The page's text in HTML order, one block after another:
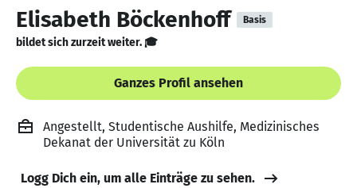
Elisabeth Böckenhoff Basis
bildet sich zurzeit weiter. 🎓
Ganzes Profil ansehen
Angestellt, Studentische Aushilfe, Medizinisches
Dekanat der Universität zu Köln
Logg Dich ein, um alle Einträge zu sehen.